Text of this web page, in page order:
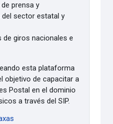
prensa y
sector estatal y
de giros nacionales e
esta plataforma
objetivo decapacitar a
Postal en el dominio
a través del SIP.